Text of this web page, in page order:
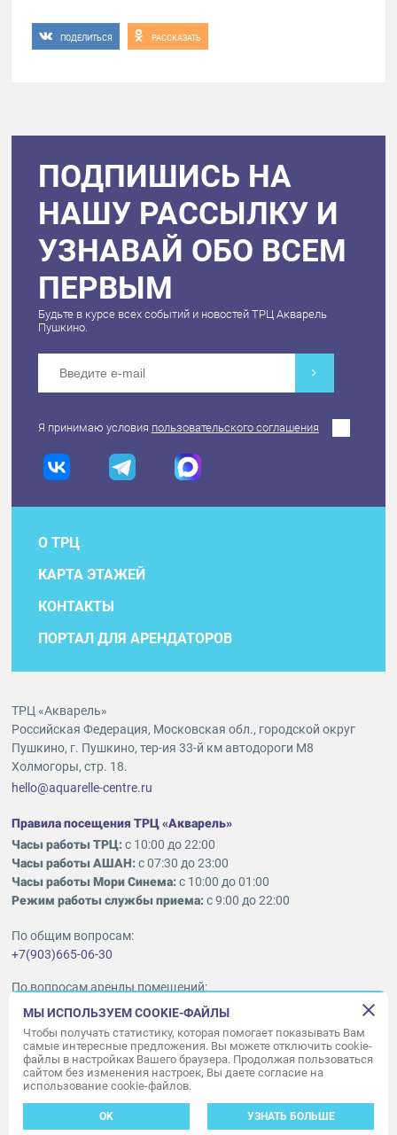
ПОДЕЛИТЬСЯ РАССКАЗАТЬ
ПОДПИШИСЬ НА
НАШУ РАССЫЛКУ И
УЗНАВАЙ ОБО ВСЕМ
ПЕРВЫМ
Будьте в курсе всех событий и новостей ТРЦ Акварель
Пушкино.
Я принимаю условия пользовательского соглашения
О ТРЦ
КАРТА ЭТАЖЕЙ
КОНТАКТЫ
ПОРТАЛ ДЛЯ АРЕНДАТОРОВ
ТРЦ «Акварель»
Российская Федерация, Московская обл., городской округ
Пушкино, г. Пушкино, тер-ия 33-й км автодороги М8
Холмогоры, стр. 18.
hello@aquarelle-centre.ru
Правила посещения ТРЦ «Акварель»
Часы работы ТРЦ:с 10:00 до 22:00
Часы работы АШАН:с 07:30 до 23:00
Часы работы Мори Синема:с 10:00 до 01:00
Режим работы службы приема:с 9:00 до 22:00
По общим вопросам:
+7(903)665-06-30
По вопросам аренды помещений:
ukleykina@nhood.com
+7(903)665-98-78
© ООО «Акварель» 2010–2026.
Все права защищены
Создание сайта —
МЫ ИСПОЛЬЗУЕМ COOKIE-ФАЙЛЫ
Чтобы получать статистику, которая помогает показывать Вам
самые интересные предложения. Вы можете отключить cookie-
файлы в настройках Вашего браузера. Продолжая пользоваться
сайтом без изменения настроек, Вы даете согласие на
использование cookie-файлов.
OK УЗНАТЬ БОЛЬШЕ